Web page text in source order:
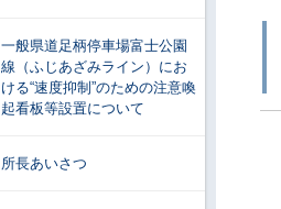
一般県道足柄停車場富士公園
線（ふじあざみライン）にお
ける“速度抑制”のための注意喚
起看板等設置について
所長あいさつ